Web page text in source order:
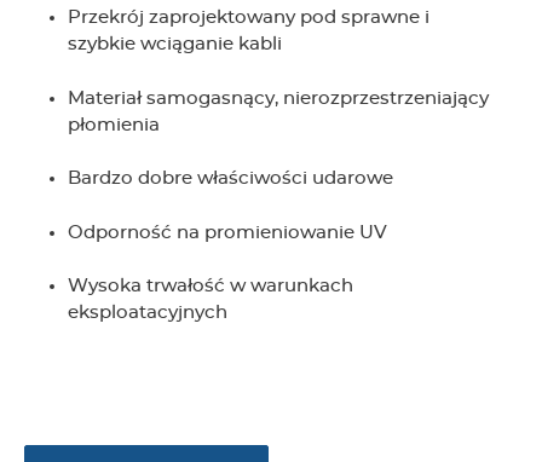
Przekrój zaprojektowany pod sprawne i
szybkie wciąganie kabli
Materiał samogasnący, nierozprzestrzeniający
płomienia
Bardzo dobre właściwości udarowe
Odporność na promieniowanie UV
Wysoka trwałość w warunkach
eksploatacyjnych